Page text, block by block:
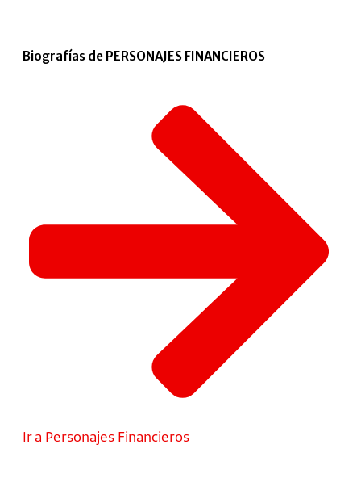
Biografías de PERSONAJES FINANCIEROS
Ir a Personajes Financieros